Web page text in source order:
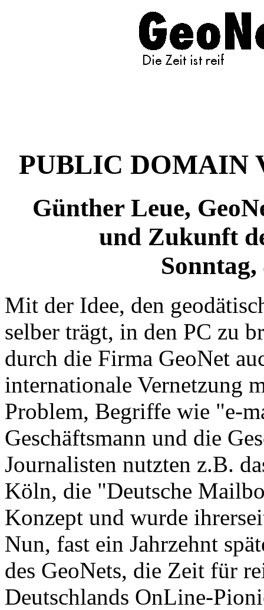
PUBLIC DOMAIN
Günther Leue,
und Zukunft
Sonntag,
Mit der Idee, den
selber trägt, in den PC zu
durch die Firma GeoNet
internationale Vernetzung
Problem, Begriffe wie "e-
Geschäftsmann und die
Journalisten nutzten z.B.
Köln, die "Deutsche
Konzept und wurde
Nun, fast ein Jahrzehnt
des GeoNets, die Zeit für
Deutschlands OnLine-